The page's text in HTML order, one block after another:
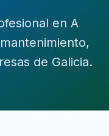
en A
de Galicia.